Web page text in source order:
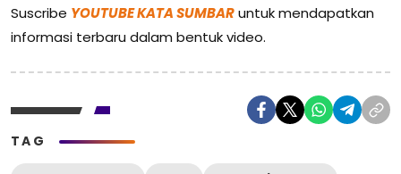
Suscribe YOUTUBE KATA SUMBARuntuk mendapatkan
informasi terbaru dalam bentuk video.
TAG